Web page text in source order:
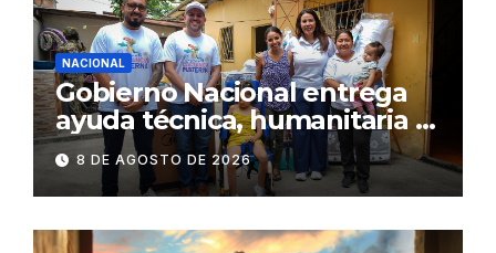
NACIONAL
Gobierno Nacional entrega
ayuda técnica, humanitaria y
Bono Joaquín Gallegos Lara a
familia en situación de
vulnerabilidad
8 DE AGOSTO DE 2026